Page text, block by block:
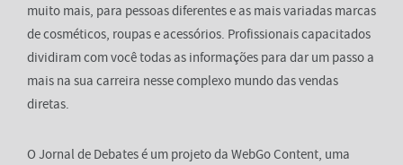
muito mais, para pessoas diferentes e as mais variadas marcas
de cosméticos, roupas e acessórios. Profissionais capacitados
dividiram com você todas as informações para dar um passo a
mais na sua carreira nesse complexo mundo das vendas
diretas.
O Jornal de Debates é um projeto da WebGo Content, uma